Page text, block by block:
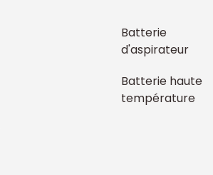
Batterie
d'aspirateur
Batterie haute
température